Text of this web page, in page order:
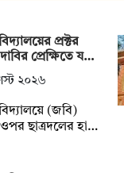
প্রক্টর
প্রেক্ষিতে য…
২০২৬
(জবি)
ওপর ছাত্রদলের হা…